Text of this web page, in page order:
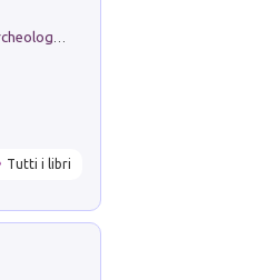
Tutti i libri